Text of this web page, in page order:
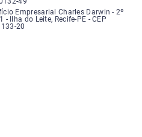
Edifício Empresarial Charles Darwin,
Empresarial Charles Darwin - 2º
Ilha do Leite, Recife-PE - CEP
20